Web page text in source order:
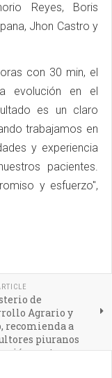
Reyes, Boris
Jhon Castro y
con 30 min, el
evolución en el
es un claro
trabajamos en
y experiencia
pacientes.
y esfuerzo",
de
Agrario y
recomienda a
piuranos
contra